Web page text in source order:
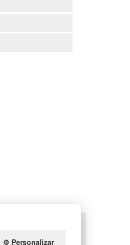
ARTÍCULOS DE NATACIÓN
⚙️ Personalizar